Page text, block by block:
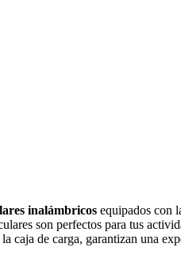
inalámbricos equipados con
son perfectos para tus
la caja de carga, garantizan una